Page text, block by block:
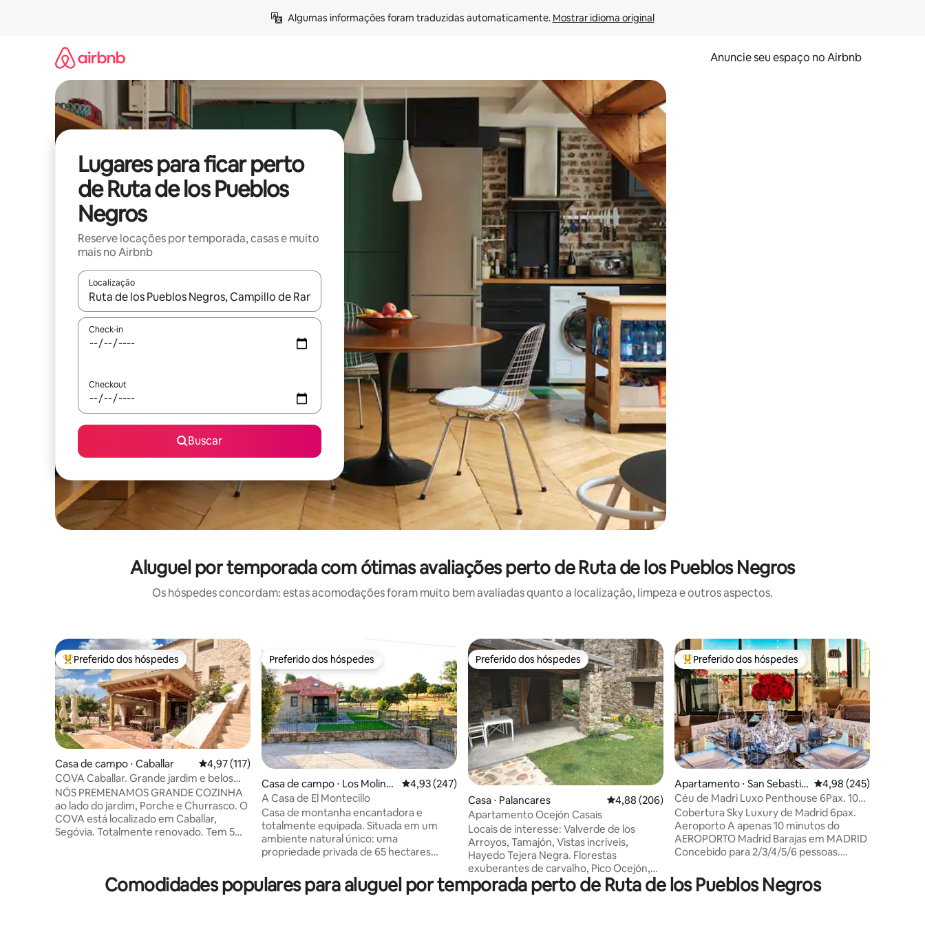
Algumas informações foram traduzidas automaticamente. Mostrar idioma original
Anuncie seu espaço no Airbnb
Lugares para ficar perto
de Ruta de los Pueblos
Negros
Reserve locações por temporada, casas e muito
mais no Airbnb
Localização
Quando os resultados estiverem disponíveis, explore-os usando as seta para cima e para baixo do teclado ou tocando e deslizando o dedo na tela.
Check-in
Checkout
Buscar
Aluguel por temporada com ótimas avaliações perto de Ruta de los Pueblos Negros
Os hóspedes concordam: estas acomodações foram muito bem avaliadas quanto a localização, limpeza e outros aspectos.
Entre os melhores preferidos dos hóspedes
Preferido dos hóspedes
Casa de campo ⋅ Caballar 4,97 de uma avaliação média de 5, 117 avaliações
4,97 (117)
COVA Caballar. Grande jardim e belos
entardeceres
NÓS PREMENAMOS GRANDE COZINHA
ao lado do jardim, Porche e Churrasco. O
COVA está localizado em Caballar,
Segóvia. Totalmente renovado. Tem 5
lavabo e conexão Wi-Fi. Fica a 5 km de
Turégano. E também muito perto de
Preferido dos hóspedes
Preferido dos hóspedes
Casa de campo ⋅ Los Molino
s
4,93 de uma avaliação média de 5, 247 avaliações
4,93 (247)
A Casa de El Montecillo
Casa de montanha encantadora e
totalmente equipada. Situada em um
ambiente natural único: uma
propriedade privada de 65 hectares
uma ermida, perfeita para caminhadas,
passeios pela montanha... Você estará
Preferido dos hóspedes
Preferido dos hóspedes
Casa ⋅ Palancares 4,88 de uma avaliação média de 5, 206 avaliações
4,88 (206)
Apartamento Ocejón Casais
Locais de interesse: Valverde de los
Arroyos, Tamajón, Vistas incríveis,
Hayedo Tejera Negra. Florestas
exuberantes de carvalho, Pico Ocejón,
Las Chorreras Despeñalagua, o percurso
das Aldeias Negras, a luz, o conforto da
Entre os melhores preferidos dos hóspedes
Preferido dos hóspedes
Apartamento ⋅ San Sebastiá
n de los Reyes
4,98 de uma avaliação
4,98 (245)
Céu de Madri Luxo Penthouse 6Pax. 10
min Aeroporto
Cobertura Sky Luxury de Madrid 6pax.
Aeroporto A apenas 10 minutos do
AEROPORTO Madrid Barajas em MADRID
Concebido para 2/3/4/5/6 pessoas.
em MADRID! Este espaço deslumbrante
combina um design vanguardista com
Comodidades populares para aluguel por temporada perto de Ruta de los Pueblos Negros